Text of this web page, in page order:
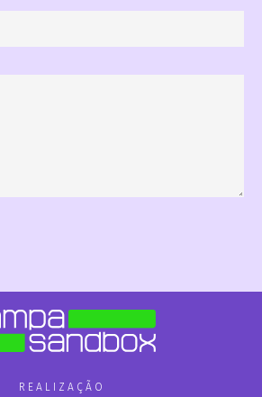
R E A L I Z A Ç Ã O